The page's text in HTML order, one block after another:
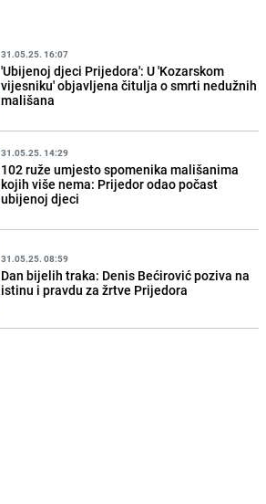
31.05.25. 16:07
'Ubijenoj djeci Prijedora': U 'Kozarskom
vijesniku' objavljena čitulja o smrti nedužnih
mališana
31.05.25. 14:29
102 ruže umjesto spomenika mališanima
kojih više nema: Prijedor odao počast
ubijenoj djeci
31.05.25. 08:59
Dan bijelih traka: Denis Bećirović poziva na
istinu i pravdu za žrtve Prijedora